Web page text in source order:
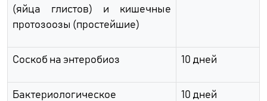
(яйца глистов) и кишечные
протозоозы (простейшие)
Соскоб на энтеробиоз 10 дней
Бактериологическое
10 дней